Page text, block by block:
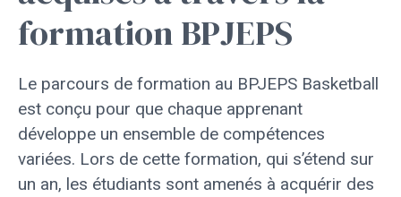
formation BPJEPS
Le parcours de formation au BPJEPS Basketball
est conçu pour que chaque apprenant
développe un ensemble de compétences
variées. Lors de cette formation, qui s’étend sur
un an, les étudiants sont amenés à acquérir des